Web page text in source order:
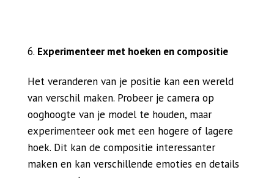
Experimenteer met hoeken en compositie
Het veranderen van je positie kan een wereld
van verschil maken. Probeer je camera op
ooghoogte van je model te houden, maar
experimenteer ook met een hogere of lagere
hoek. Dit kan de compositie interessanter
maken en kan verschillende emoties en details